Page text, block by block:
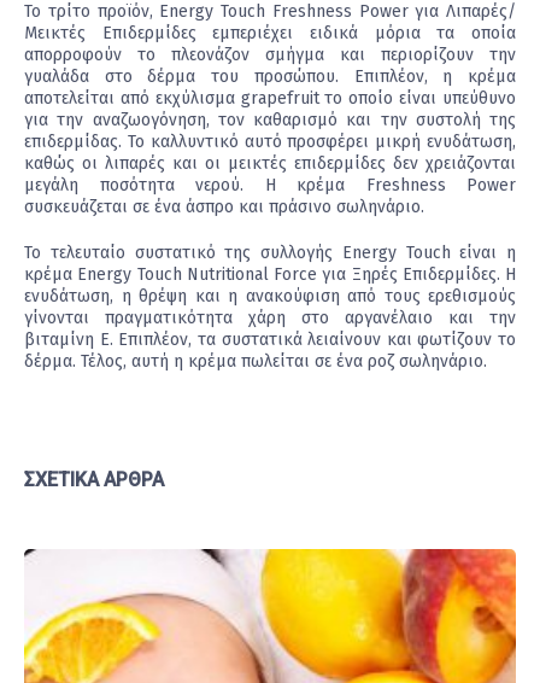
Το τρίτο προϊόν, Energy Touch Freshness Power για Λιπαρές/
Μεικτές Επιδερμίδες εμπεριέχει ειδικά μόρια τα οποία
απορροφούν το πλεονάζον σμήγμα και περιορίζουν την
γυαλάδα στο δέρμα του προσώπου. Επιπλέον, η κρέμα
αποτελείται από εκχύλισμα grapefruit το οποίο είναι υπεύθυνο
για την αναζωογόνηση, τον καθαρισμό και την συστολή της
επιδερμίδας. Το καλλυντικό αυτό προσφέρει μικρή ενυδάτωση,
καθώς οι λιπαρές και οι μεικτές επιδερμίδες δεν χρειάζονται
μεγάλη ποσότητα νερού. Η κρέμα Freshness Power
συσκευάζεται σε ένα άσπρο και πράσινο σωληνάριο.
Το τελευταίο συστατικό της συλλογής Energy Touch είναι η
κρέμα Energy Touch Nutritional Force για Ξηρές Επιδερμίδες. Η
ενυδάτωση, η θρέψη και η ανακούφιση από τους ερεθισμούς
γίνονται πραγματικότητα χάρη στο αργανέλαιο και την
βιταμίνη E. Επιπλέον, τα συστατικά λειαίνουν και φωτίζουν το
δέρμα. Τέλος, αυτή η κρέμα πωλείται σε ένα ροζ σωληνάριο.
ΣΧΕΤΙΚΆ ΆΡΘΡΑ